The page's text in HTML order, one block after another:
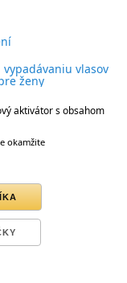
vlasov
ženy
aktivátor s obsahom
okamžite